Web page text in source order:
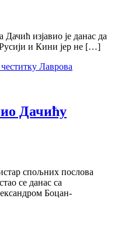
изјавио је данас да
и Кини јер не […]
Дачићу
спољних послова
се данас са
Боцан-